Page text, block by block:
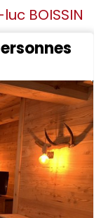
BOISSIN